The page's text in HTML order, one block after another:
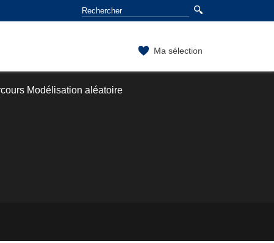
Ma sélection
Modélisation aléatoire